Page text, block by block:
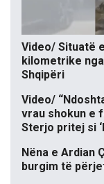
Video/ Situatë
kilometrike
Shqipëri
Video/
vrau shokun e
Sterjo pritej si
Nëna e Ardian
burgim të